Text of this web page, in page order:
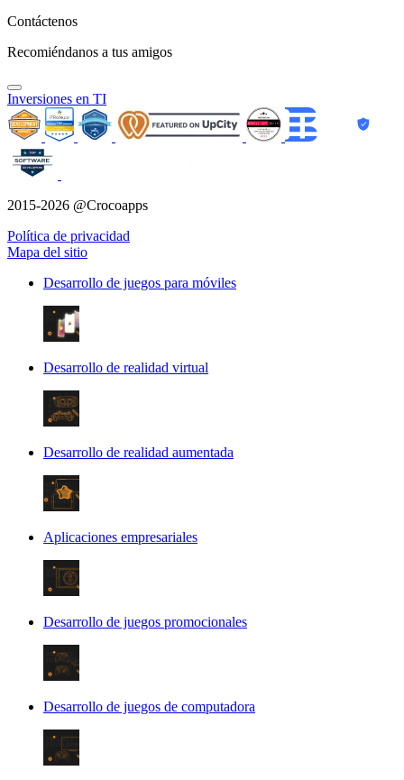
Contáctenos
Recomiéndanos a tus amigos
Inversiones en TI
2015-2026 @Crocoapps
Política de privacidad
Mapa del sitio
Desarrollo de juegos para móviles
Desarrollo de realidad virtual
Desarrollo de realidad aumentada
Aplicaciones empresariales
Desarrollo de juegos promocionales
Desarrollo de juegos de computadora